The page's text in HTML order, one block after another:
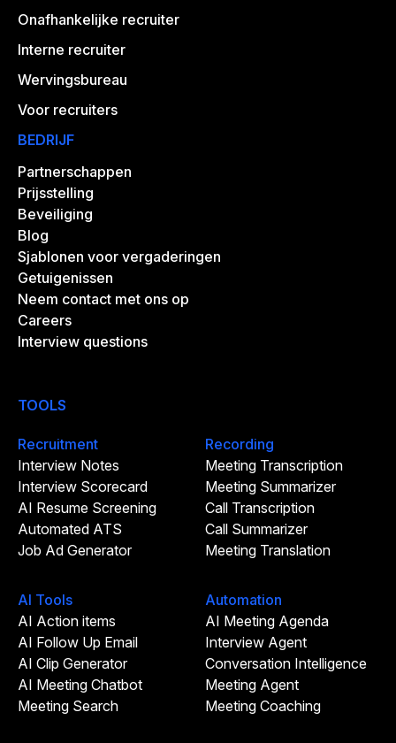
Onafhankelijke recruiter
Interne recruiter
Wervingsbureau
Voor recruiters
BEDRIJF
Partnerschappen
Prijsstelling
Beveiliging
Blog
Sjablonen voor vergaderingen
Getuigenissen
Neem contact met ons op
Careers
Interview questions
TOOLS
Recruitment
Interview Notes
Interview Scorecard
AI Resume Screening
Automated ATS
Job Ad Generator
Recording
Meeting Transcription
Meeting Summarizer
Call Transcription
Call Summarizer
Meeting Translation
AI Tools
AI Action items
AI Follow Up Email
AI Clip Generator
AI Meeting Chatbot
Meeting Search
Automation
AI Meeting Agenda
Interview Agent
Conversation Intelligence
Meeting Agent
Meeting Coaching